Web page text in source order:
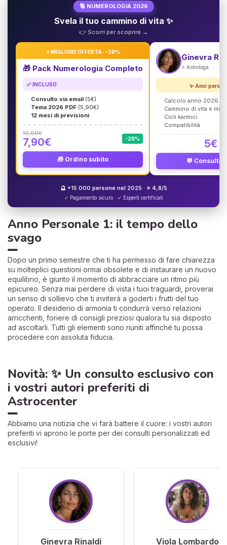
🔢 NUMEROLOGIA 2026
Svela il tuo cammino di vita ✨
👉 Scorri per scoprire →
⭐ MIGLIORE OFFERTA · -28%
🎁 Pack Numerologia Completo
✅ INCLUSO:
Consulto via email (5€)
Tema 2026 PDF (5,90€)
12 mesi di previsioni
10,90€
7,90€ -28%
🎁 Ordino subito
Ginevra
⭐ Astrologa
✨ Anni
Calcolo anno 2026
Cammino di vita e
Cicli karmici
Compatibilità
5€
💬 Consulta
🔮 +15 000 persone nel 2025 · ⭐ 4,8/5
✓ Pagamento sicuro · ✓ Esperti certificati
Anno Personale 1: il tempo dello
svago
Dopo un primo semestre che ti ha permesso di fare chiarezza
su molteplici questioni ormai obsolete e di instaurare un nuovo
equilibrio, è giunto il momento di abbracciare un ritmo più
epicureo. Senza mai perdere di vista i tuoi traguardi, proverai
un senso di sollievo che ti inviterà a goderti i frutti del tuo
operato. Il desiderio di armonia ti condurrà verso relazioni
arricchenti, foriere di consigli preziosi qualora tu sia disposto
ad ascoltarli. Tutti gli elementi sono riuniti affinché tu possa
procedere con assoluta fiducia.
Novità: ✨ Un consulto esclusivo con
i vostri autori preferiti di
Astrocenter
Abbiamo una notizia che vi farà battere il cuore: i vostri autori
preferiti vi aprono le porte per dei consulti personalizzati ed
esclusivi!
Ginevra Rinaldi Viola Lombardo